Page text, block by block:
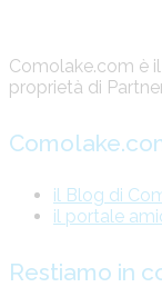
Comolake.com è
proprietà di
il Blog di
il portale
Restiamo in